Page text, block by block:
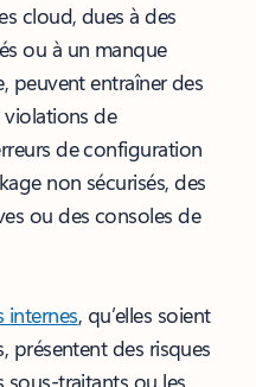
cloud, dues à des
ou à un manque
peuvent entraîner des
de
de configuration
non sécurisés, des
ou des consoles de
internes, qu’elles soient
présentent des risques